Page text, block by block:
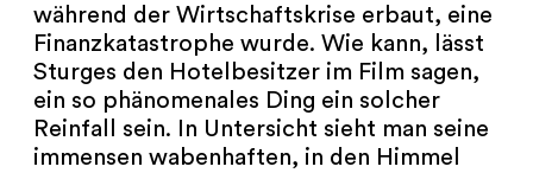
PRESSE
IMPRESSUM
ARCHIV
während der Wirtschaftskrise erbaut, eine
Finanzkatastrophe wurde. Wie kann, lässt
Sturges den Hotelbesitzer im Film sagen,
ein so phänomenales Ding ein solcher
Reinfall sein. In Untersicht sieht man seine
immensen wabenhaften, in den Himmel